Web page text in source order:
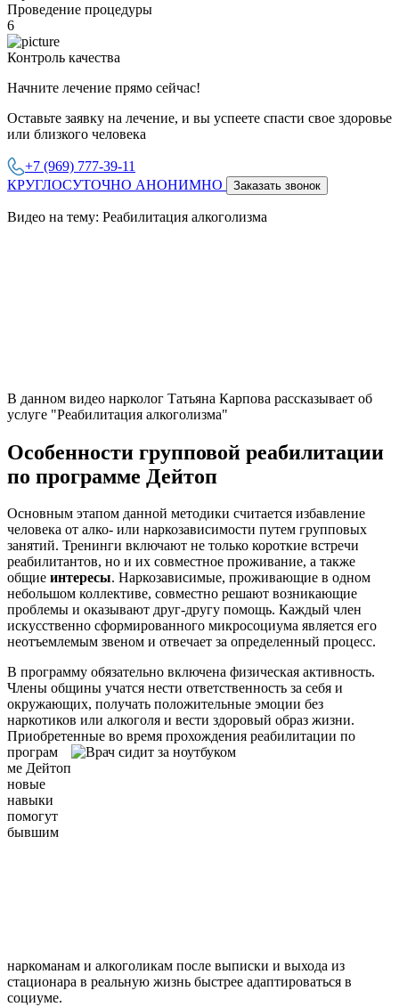
Проведение процедуры
6
Контроль качества
Начните лечение прямо сейчас!
Оставьте заявку на лечение, и вы успеете спасти свое здоровье
или близкого человека
+7 (969) 777-39-11
КРУГЛОСУТОЧНО АНОНИМНО
Заказать звонок
Видео на тему: Реабилитация алкоголизма
В данном видео нарколог Татьяна Карпова рассказывает об
услуге "Реабилитация алкоголизма"
Особенности групповой реабилитации
по программе Дейтоп
Основным этапом данной методики считается избавление
человека от алко- или наркозависимости путем групповых
занятий. Тренинги включают не только короткие встречи
реабилитантов, но и их совместное проживание, а также
общие интересы. Наркозависимые, проживающие в одном
небольшом коллективе, совместно решают возникающие
проблемы и оказывают друг-другу помощь. Каждый член
искусственно сформированного микросоциума является его
неотъемлемым звеном и отвечает за определенный процесс.
В программу обязательно включена физическая активность.
Члены общины учатся нести ответственность за себя и
окружающих, получать положительные эмоции без
наркотиков или алкоголя и вести здоровый образ жизни.
Приобретенные во время прохождения реабилитации по
програм
ме Дейтоп
новые
навыки
помогут
бывшим
наркоманам и алкоголикам после выписки и выхода из
стационара в реальную жизнь быстрее адаптироваться в
социуме.